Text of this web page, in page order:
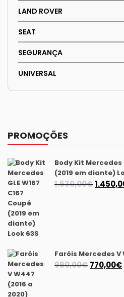
LAND ROVER
SEAT
SEGURANÇA
UNIVERSAL
PROMOÇÕES
Body Kit Mercedes
(2019 em diante)
1.630,00€O
Faróis Mercedes V
990,00€ O
770,00€O